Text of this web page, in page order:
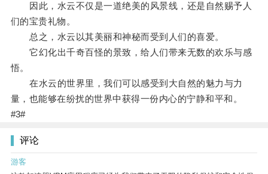
因此，水云不仅是一道绝美的风景线，还是自然赐予人
们的宝贵礼物。
总之，水云以其美丽和神秘而受到人们的喜爱。
它幻化出千奇百怪的景致，给人们带来无数的欢乐与感
悟。
在水云的世界里，我们可以感受到大自然的魅力与力
量，也能够在纷扰的世界中获得一份内心的宁静和平和。
#3#
评论
游客